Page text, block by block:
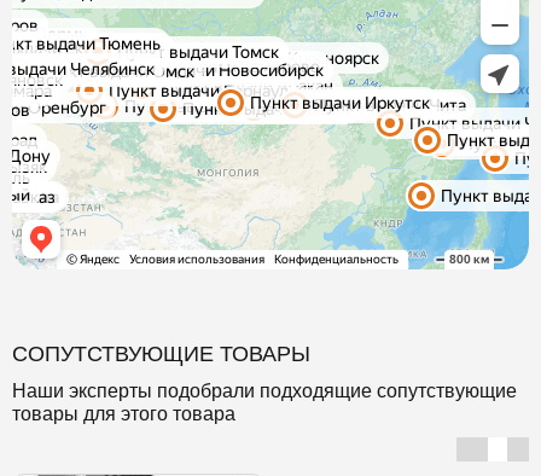
СОПУТСТВУЮЩИЕ ТОВАРЫ
Наши эксперты подобрали подходящие сопутствующие
товары для этого товара